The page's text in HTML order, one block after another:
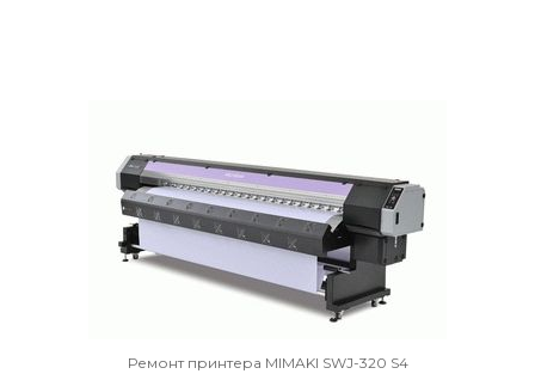
Ремонт принтера MIMAKI SWJ-320 S4